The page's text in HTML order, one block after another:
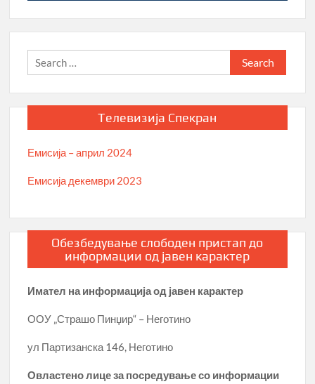
Search
for:
Телевизија Спекран
Емисија – април 2024
Емисија декември 2023
Обезбедување слободен пристап до
информации од јавен карактер
Имател на информација од јавен карактер
ООУ „Страшо Пинџир“ – Неготино
ул Партизанска 146, Неготино
Овластено лице за посредување со информации